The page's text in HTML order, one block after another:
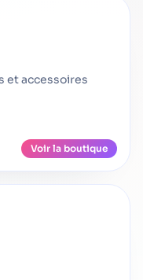
et accessoires
Voir la boutique